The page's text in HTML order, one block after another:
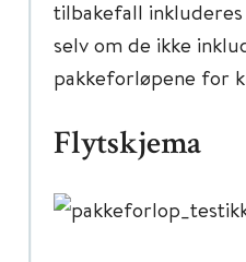
tilbakefall
selv om de ikke
pakkeforløpene for
Flytskjema